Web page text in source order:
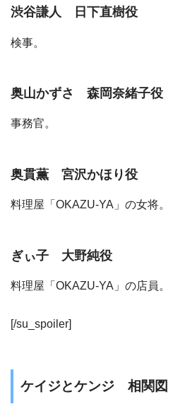
渋谷謙人 日下直樹役
検事。
奥山かずさ 森岡奈緒子役
事務官。
奥貫薫 宮沢かほり役
料理屋「OKAZU-YA」の女将。
ぎぃ子 大野純役
料理屋「OKAZU-YA」の店員。
[/su_spoiler]
ケイジとケンジ 相関図